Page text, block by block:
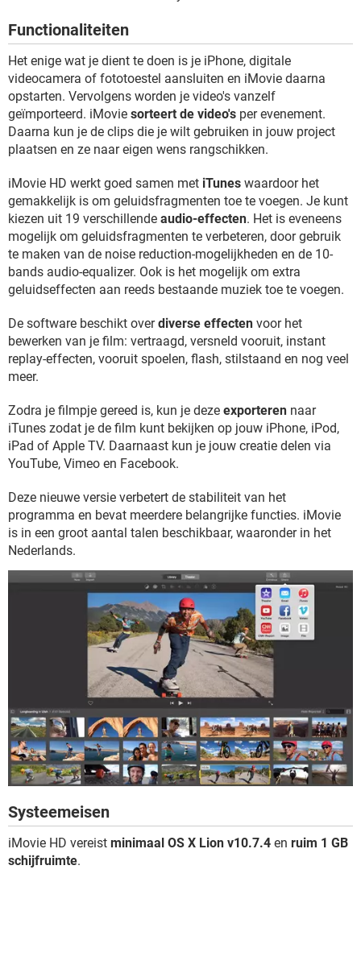
Functionaliteiten
Het enige wat je dient te doen is je iPhone, digitale
videocamera of fototoestel aansluiten en iMovie daarna
opstarten. Vervolgens worden je video's vanzelf
geïmporteerd. iMovie sorteert de video's per evenement.
Daarna kun je de clips die je wilt gebruiken in jouw project
plaatsen en ze naar eigen wens rangschikken.
iMovie HD werkt goed samen met iTunes waardoor het
gemakkelijk is om geluidsfragmenten toe te voegen. Je kunt
kiezen uit 19 verschillende audio-effecten. Het is eveneens
mogelijk om geluidsfragmenten te verbeteren, door gebruik
te maken van de noise reduction-mogelijkheden en de 10-
bands audio-equalizer. Ook is het mogelijk om extra
geluidseffecten aan reeds bestaande muziek toe te voegen.
De software beschikt overdiverse effecten voor het
bewerken van je film: vertraagd, versneld vooruit, instant
replay-effecten, vooruit spoelen, flash, stilstaand en nog veel
meer.
Zodra je filmpje gereed is, kun je deze exporteren naar
iTunes zodat je de film kunt bekijken op jouw iPhone, iPod,
iPad of Apple TV. Daarnaast kun je jouw creatie delen via
YouTube, Vimeo en Facebook.
Deze nieuwe versie verbetert de stabiliteit van het
programma en bevat meerdere belangrijke functies. iMovie
is in een groot aantal talen beschikbaar, waaronder in het
Nederlands.
Systeemeisen
iMovie HD vereist minimaal OS X Lion v10.7.4 en ruim 1 GB
schijfruimte.